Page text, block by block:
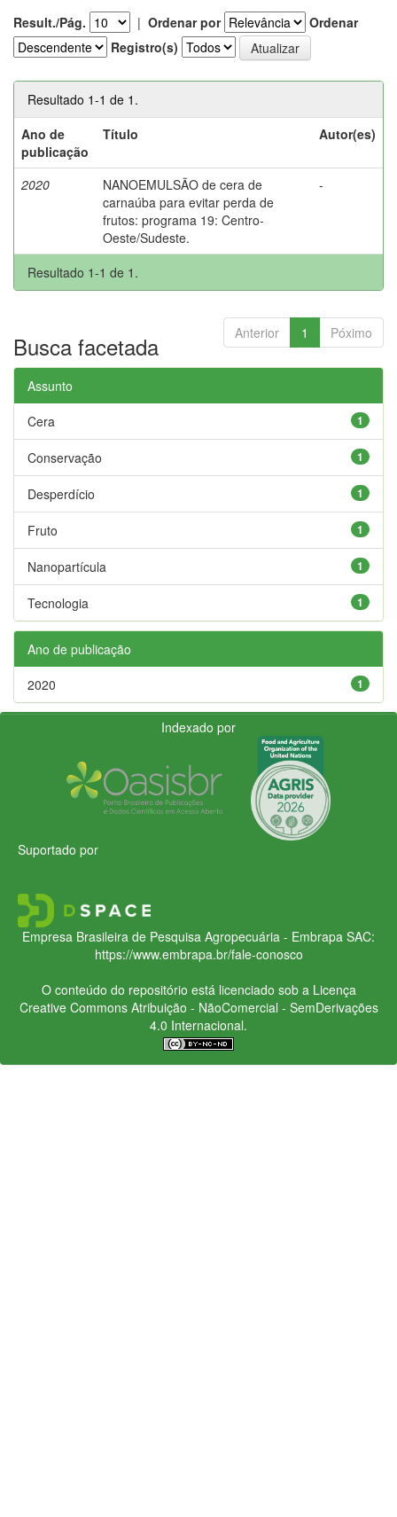
Result./Pág. | Ordenar por
Ordenar
Registro(s)
Resultado 1-1 de 1.
Ano de
publicação
Título Autor(es)
2020
NANOEMULSÃO de cera de
carnaúba para evitar perda de
frutos: programa 19: Centro-
Oeste/Sudeste.
-
Resultado 1-1 de 1.
Anterior 1 Póximo
Busca facetada
Assunto
1
Cera
1
Conservação
1
Desperdício
1
Fruto
1
Nanopartícula
1
Tecnologia
Ano de publicação
1
2020
Indexado por
Suportado por
Empresa Brasileira de Pesquisa Agropecuária - Embrapa SAC:
https://www.embrapa.br/fale-conosco
O conteúdo do repositório está licenciado sob a Licença
Creative CommonsAtribuição - NãoComercial - SemDerivações
4.0 Internacional.